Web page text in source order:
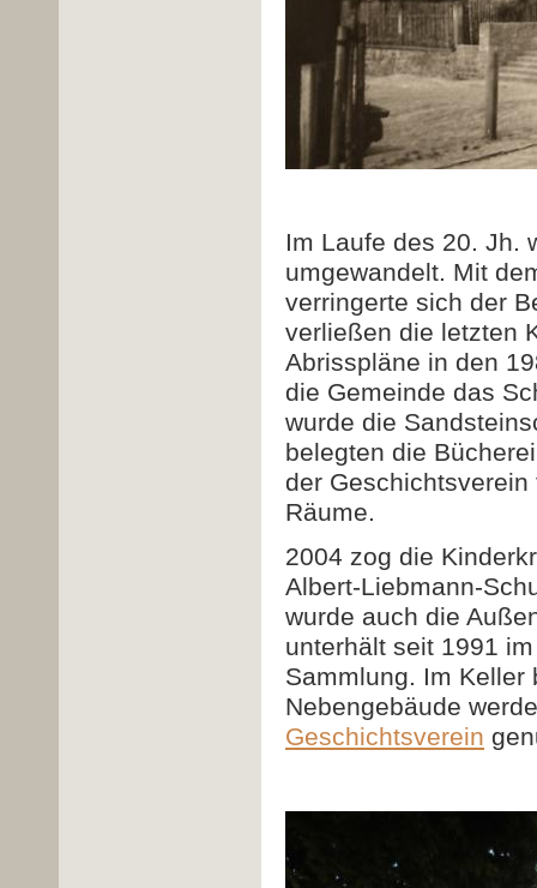
Im Laufe des 20. Jh.
umgewandelt. Mit
verringerte sich der
verließen die letzten
Abrisspläne in den
die Gemeinde das
wurde die
belegten die
der
Räume.
2004 zog die
Albert-Liebmann-
wurde auch die
unterhält seit 1991
Sammlung. Im Keller
Nebengebäude
Geschichtsverein